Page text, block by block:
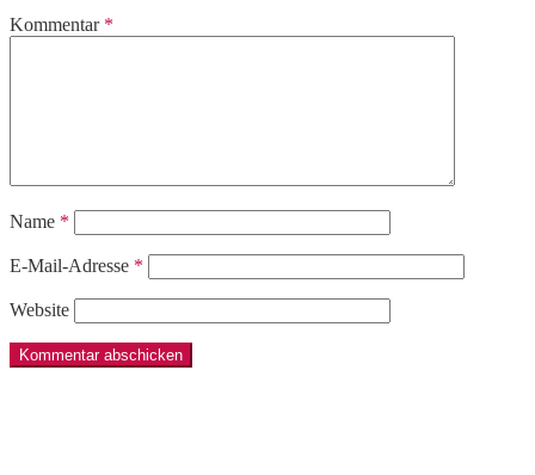
Kommentar *
Name *
E-Mail-Adresse *
Website